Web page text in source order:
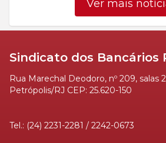
Ver mais
Sindicato dos Bancários
Rua Marechal Deodoro, nº 209, salas
Petrópolis/RJ CEP: 25.620-150
Tel.: (24) 2231-2281 / 2242-0673